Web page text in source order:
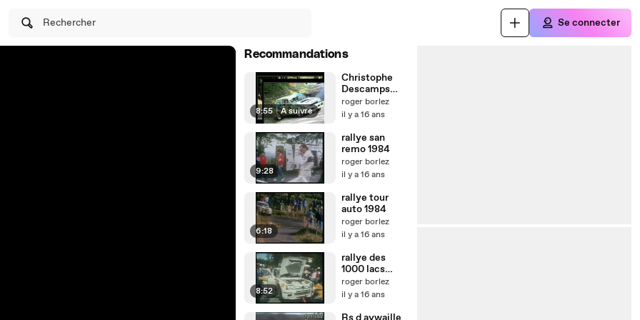
Rechercher Se connecter
Recommandations
8:55 | À suivre
Christophe
Descamps
saisons
2009/2010
video photos
roger borlez
il y a 16 ans
9:28
rallye san
remo 1984
roger borlez
il y a 16 ans
6:18
rallye tour
auto 1984
roger borlez
il y a 16 ans
8:52
rallye des
1000 lacs
1984
roger borlez
il y a 16 ans